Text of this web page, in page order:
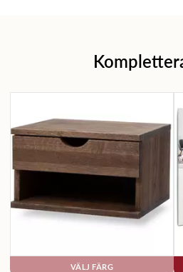
VÄLJ FÄRG